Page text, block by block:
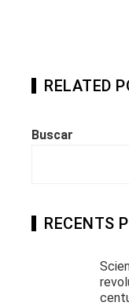
RELATED
Buscar
RECENTS